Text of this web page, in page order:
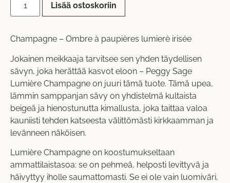
Lisää ostoskoriin
Champagne – Ombre à paupières lumierè irisée
Jokainen meikkaaja tarvitsee sen yhden täydellisen
sävyn, joka herättää kasvot eloon – Peggy Sage
Lumière Champagne on juuri tämä tuote. Tämä upea,
lämmin samppanjan sävy on yhdistelmä kultaista
beigeä ja hienostunutta kimallusta, joka taittaa valoa
kauniisti tehden katseesta välittömästi kirkkaamman ja
levänneen näköisen.
Lumière Champagne on koostumukseltaan
ammattilaistasoa: se on pehmeä, helposti levittyvä ja
häivyttyy iholle saumattomasti. Se ei ole vain luomiväri,